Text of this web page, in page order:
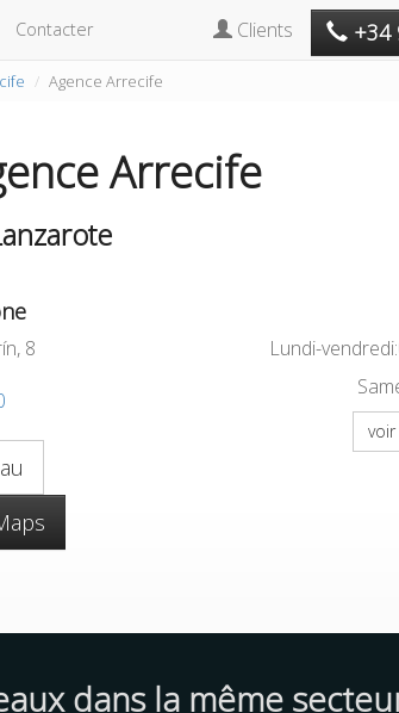
Contacter Clients +34
Agence Arrecife
Arrecife
8
Lundi-
dans la même